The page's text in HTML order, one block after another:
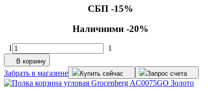
СБП -15%
Наличними -20%
1 1
В корзину
Забрать в магазине Купить сейчас Запрос счета